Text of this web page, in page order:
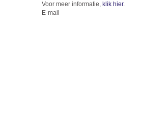
Voor meer informatie, klik hier.
E-mail